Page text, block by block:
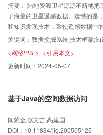
摘要： 陆地资源卫星源源不断地把
了海量的卫星遥感数据。遗憾的是
和知识发现技术，致使遥感数据中
统的数据挖掘和知识发现技术进行
数据挖掘和知识发现技术，不仅
且可最大限度地开发和利用遥感信
挖掘和知识发现技术的基础上，首
程，然后设计了多源遥感图像数
术基础。
关键词： 数据挖掘系统;技术框架;知识发现技术;多源遥感图像;卫星地面接收站;陆地资源卫星;
<网络PDF> <引用本文>
更新时间： 2024-05-07
基于Java的空间数据访问
闻紫金,赵文吉,高建国
DOI：10.11834/jig.200505125